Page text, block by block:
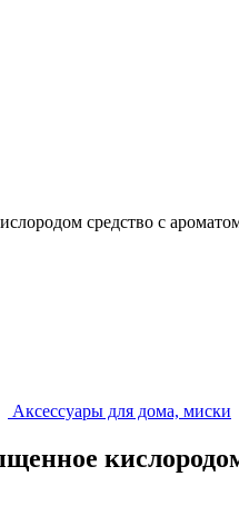
средство с
Аксессуары для дома, миски
кислородом